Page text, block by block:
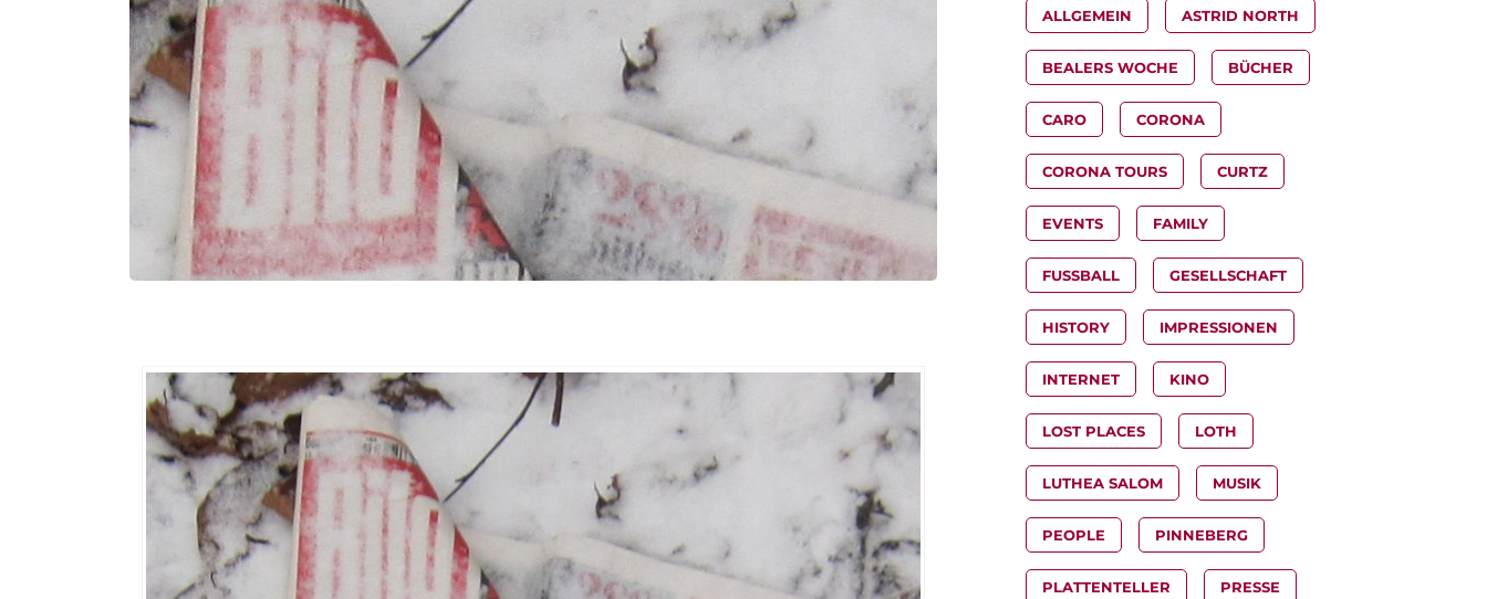
ALLGEMEIN ASTRID NORTH
BEALERS WOCHE BÜCHER
CARO CORONA
CORONA TOURS CURTZ
EVENTS FAMILY
FUSSBALL GESELLSCHAFT
HISTORY IMPRESSIONEN
INTERNET KINO
LOST PLACES LOTH
LUTHEA SALOM MUSIK
PEOPLE PINNEBERG
PLATTENTELLER PRESSE